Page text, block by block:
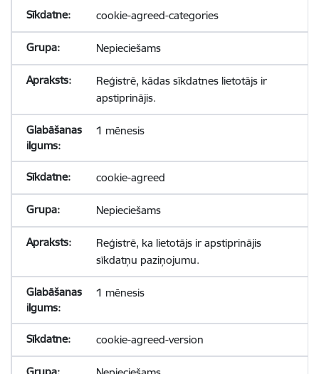
cookie-agreed-categories
Nepieciešams
Reģistrē, kādas sīkdatnes lietotājs ir
apstiprinājis.
1 mēnesis
cookie-agreed
Nepieciešams
Reģistrē, ka lietotājs ir apstiprinājis
sīkdatņu paziņojumu.
1 mēnesis
cookie-agreed-version